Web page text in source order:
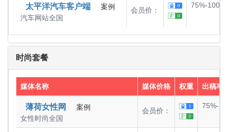
太平洋汽车客户端
案例
汽车网站全国
会员价：
75%-100%
时尚套餐
媒体名称 媒体价格 权重 出稿率
薄荷女性网
案例
女性时尚全国
会员价：
75%-